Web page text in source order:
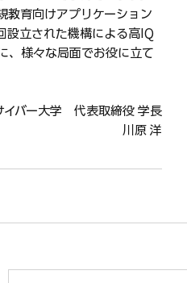
教育向けアプリケーション
設立された機構による高IQ
、様々な局面でお役に立て
イバー大学　代表取締役 学長
川原 洋